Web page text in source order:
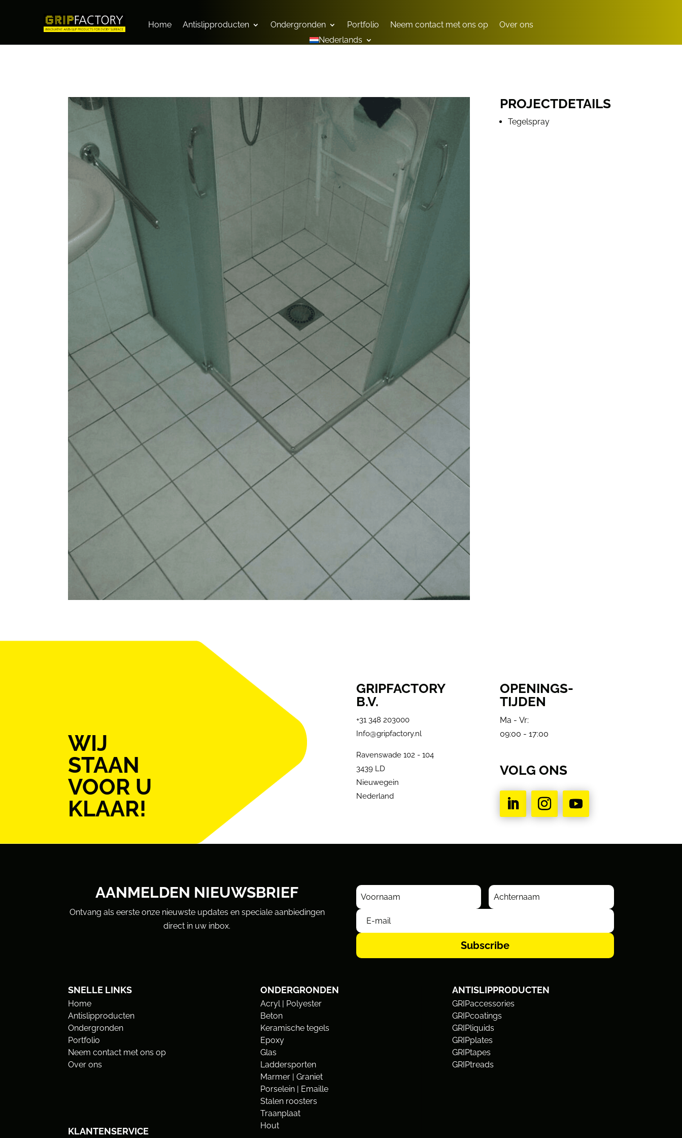
Home Antislipproducten Ondergronden Portfolio Neem contact met ons op
Over ons
Nederlands
PROJECTDETAILS
Tegelspray
WIJ
STAAN
VOOR U
KLAAR!
GRIPFACTORY
B.V.
+31 348 203000
Info@gripfactory.nl
Ravenswade 102 - 104
3439 LD
Nieuwegein
Nederland
OPENINGS-
TIJDEN
Ma - Vr:
09:00 - 17:00
VOLG ONS
AANMELDEN NIEUWSBRIEF
Ontvang als eerste onze nieuwste updates en speciale aanbiedingen
direct in uw inbox.
Subscribe
SNELLE LINKS
Home
Antislipproducten
Ondergronden
Portfolio
Neem contact met ons op
Over ons
KLANTENSERVICE
ONDERGRONDEN
Acryl | Polyester
Beton
Keramische tegels
Epoxy
Glas
Laddersporten
Marmer | Graniet
Porselein | Emaille
Stalen roosters
Traanplaat
Hout
ANTISLIPPRODUCTEN
GRIPaccessories
GRIPcoatings
GRIPliquids
GRIPplates
GRIPtapes
GRIPtreads